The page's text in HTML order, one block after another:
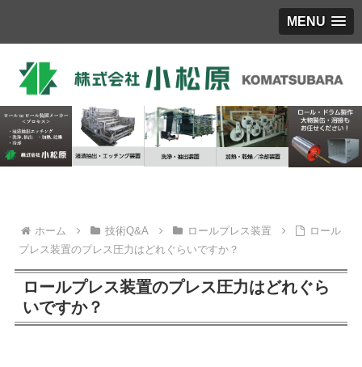
MENU
ホーム 技術Q&A ロールプレス装置
ロール
プレス装置のプレス圧力はどれぐらいですか？
ロールプレス装置のプレス圧力はどれぐら
いですか？